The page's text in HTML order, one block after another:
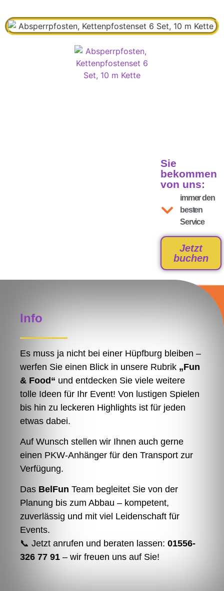
Sie
bekommen
von uns:
immer den
besten
Service
Jetzt
buchen
Info
Es muss ja nicht bei einer Hüpfburg bleiben –
werfen Sie einen Blick in unsere Rubrik „Fun
& Food“ und entdecken Sie viele weitere
tolle Ideen für Ihr Event! Von lustigen Spielen
bis hin zu leckeren Highlights ist für jeden
etwas dabei.
Auf Wunsch stellen wir Ihnen auch gerne
einen PKW-Anhänger für den Transport zur
Verfügung.
Das BelFun Team begleitet Sie von der
Planung bis zum Abbau – kompetent,
zuverlässig und mit viel Leidenschaft für
Events.
📞 Jetzt anrufen und beraten lassen: 01556-
326 77 91 – wir freuen uns auf Sie!